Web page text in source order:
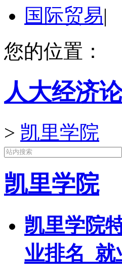
国际贸易|
您的位置：
人大经济
> 凯里学院
凯里学院
凯里学院
业排名_就